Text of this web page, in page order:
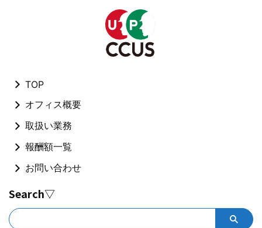
TOP
オフィス概要
取扱い業務
報酬額一覧
お問い合わせ
Search▽